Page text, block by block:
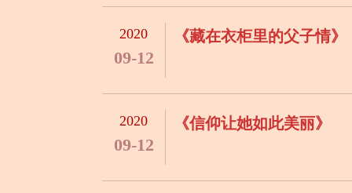
2020
09-12
《藏在衣柜里的父子情》
2020
09-12
《信仰让她如此美丽》